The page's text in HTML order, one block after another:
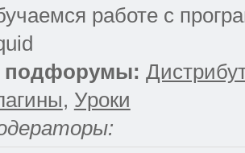
работе с
, Уроки